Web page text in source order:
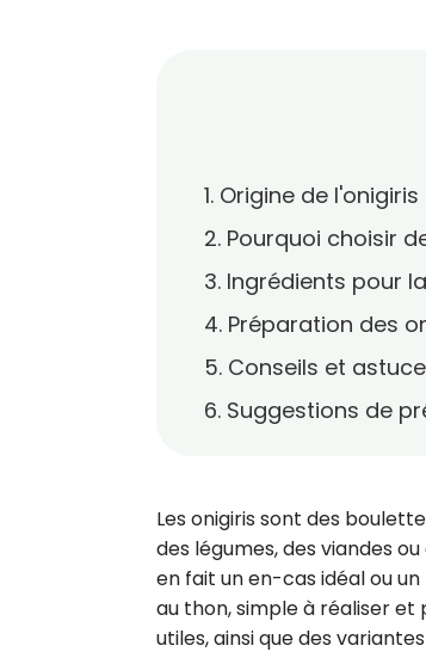
1. Origine de l'onigiris
2. Pourquoi choisir
3. Ingrédients pour
4. Préparation des
5. Conseils et
6. Suggestions de
Les onigiris sont des
des légumes, des viandes
en fait un en-cas idéal ou
au thon, simple à réaliser et
utiles, ainsi que des